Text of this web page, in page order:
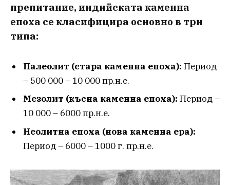
препитание, индийската каменна
епоха се класифицира основно в три
типа:
Палеолит (стара каменна епоха): Период
– 500 000 – 10 000 пр.н.е.
Мезолит (късна каменна епоха): Период –
10 000 – 6000 пр.н.е.
Неолитна епоха (нова каменна ера):
Период – 6000 – 1000 г. пр.н.е.